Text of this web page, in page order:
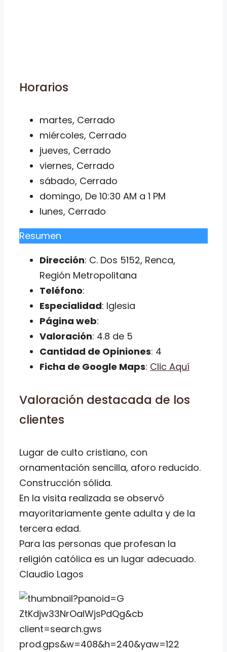
Horarios
martes, Cerrado
miércoles, Cerrado
jueves, Cerrado
viernes, Cerrado
sábado, Cerrado
domingo, De 10:30 AM a 1 PM
lunes, Cerrado
Resumen
Dirección: C. Dos 5152, Renca,
Región Metropolitana
Teléfono:
Especialidad: Iglesia
Página web:
Valoración: 4.8 de 5
Cantidad de Opiniones: 4
Ficha de Google Maps: Clic Aquí
Valoración destacada de los
clientes
Lugar de culto cristiano, con
ornamentación sencilla, aforo reducido.
Construcción sólida.
En la visita realizada se observó
mayoritariamente gente adulta y de la
tercera edad.
Para las personas que profesan la
religión católica es un lugar adecuado.
Claudio Lagos